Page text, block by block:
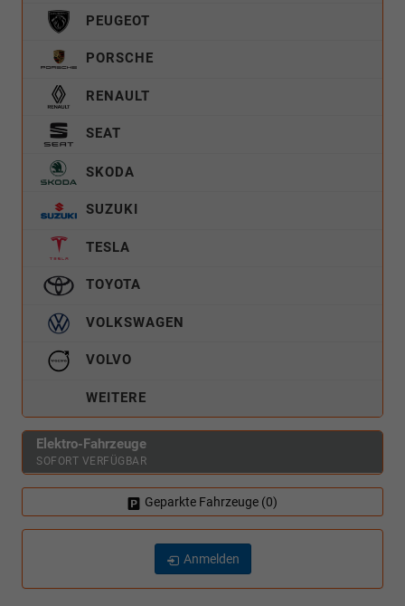
PEUGEOT
PORSCHE
RENAULT
SEAT
SKODA
SUZUKI
TESLA
TOYOTA
VOLKSWAGEN
VOLVO
WEITERE
Elektro-Fahrzeuge
SOFORT VERFÜGBAR
Geparkte Fahrzeuge (0)
Anmelden